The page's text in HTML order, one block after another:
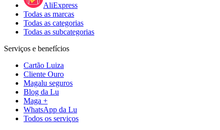
AliExpress
Todas as marcas
Todas as categorias
Todas as subcategorias
Serviços e benefícios
Cartão Luiza
Cliente Ouro
Magalu seguros
Blog da Lu
Maga +
WhatsApp da Lu
Todos os serviços